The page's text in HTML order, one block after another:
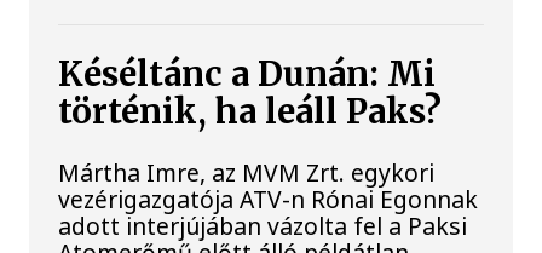
Késéltánc a Dunán: Mi
történik, ha leáll Paks?
Mártha Imre, az MVM Zrt. egykori
vezérigazgatója ATV-n Rónai Egonnak
adott interjújában vázolta fel a Paksi